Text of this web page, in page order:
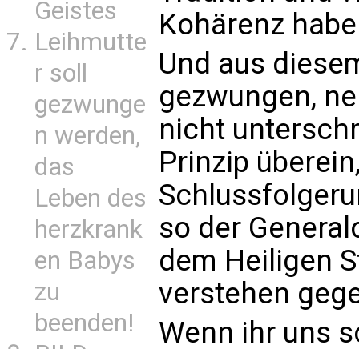
Geistes
Leihmutte
r soll
gezwunge
n werden,
das
Leben des
herzkrank
en Babys
zu
beenden!
Kohärenz
Und aus
gezwungen,
nicht
Prinzip
so der
dem Heiligen
verstehen
Wenn ihr uns